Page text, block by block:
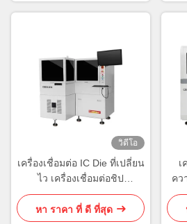
วิดีโอ
เครื่องเชื่อมต่อ IC Die ที่เปลี่ยน
ไว เครื่องเชื่อมต่อชิป
Supermini
หา ราคา ที่ ดี ที่สุด
เ
คว